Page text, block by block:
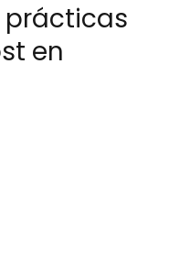
prácticas
en